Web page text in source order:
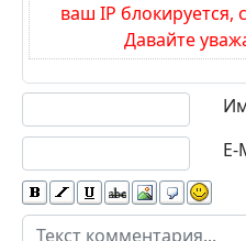
Добавить комментарий
При
оскорбительных
выражении